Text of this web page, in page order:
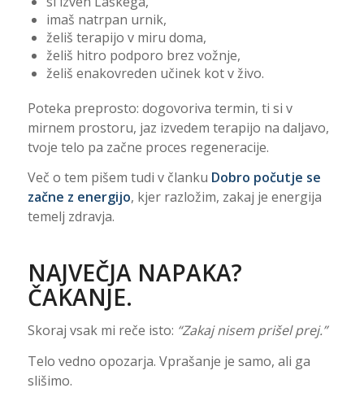
imaš natrpan urnik,
želiš terapijo v miru doma,
želiš hitro podporo brez vožnje,
želiš enakovreden učinek kot v živo.
Poteka preprosto: dogovoriva termin, ti si v
mirnem prostoru, jaz izvedem terapijo na daljavo,
tvoje telo pa začne proces regeneracije.
Več o tem pišem tudi v članku Dobro počutje se
začne z energijo, kjer razložim, zakaj je energija
temelj zdravja.
NAJVEČJA NAPAKA?
ČAKANJE.
Skoraj vsak mi reče isto: “Zakaj nisem prišel prej.”
Telo vedno opozarja. Vprašanje je samo, ali ga
slišimo.